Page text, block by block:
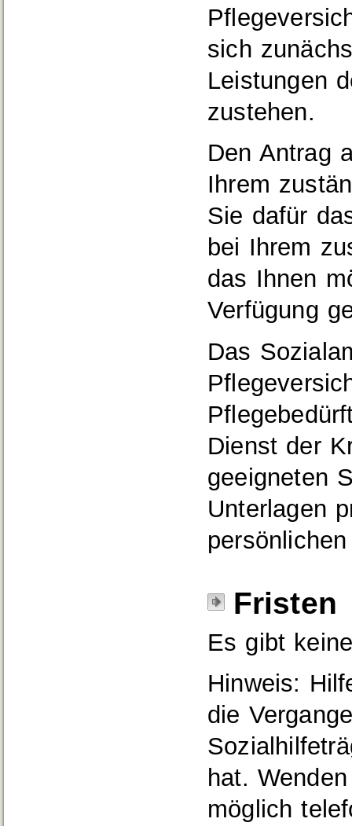
sich
Leistungen
zustehen.
Den Antrag
Ihrem
Sie dafür
bei Ihrem
das Ihnen
Verfügung
Das
Dienst der
geeigneten
Unterlagen
Fristen
Es gibt
Hinweis:
die
hat.
möglich